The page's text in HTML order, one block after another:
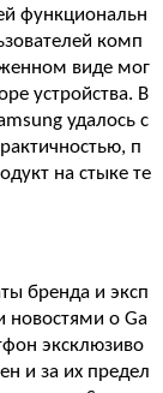
функциональн
комп
виде мог
устройства. В
удалось с
п
на стыке те
бренда и эксп
новостями о Ga
эксклюзиво
и за их предел